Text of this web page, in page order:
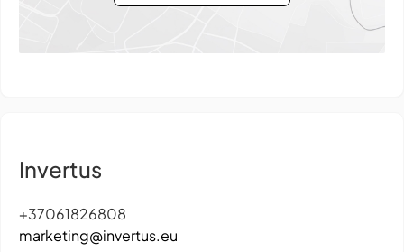
Invertus
+37061826808
marketing@invertus.eu